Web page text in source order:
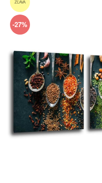
ZĽAVA
-27%